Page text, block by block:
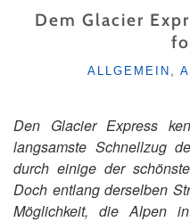
Dem Glacier
KATEGORIEN
ALLGEMEIN ,
Den Glacier Express
langsamste Schnellzug
durch einige der
Doch entlang derselben
Möglichkeit, die Alpen